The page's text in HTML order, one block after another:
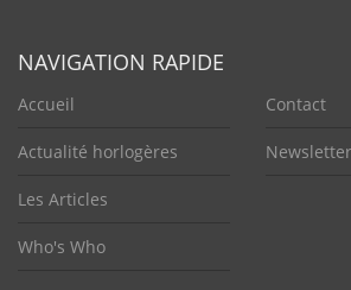
NAVIGATION RAPIDE
Accueil
Actualité horlogères
Les Articles
Who's Who
Contact
Newsletter